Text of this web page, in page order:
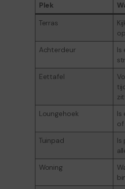
Plek
Terras
Achterdeur
Is
Eettafel
Loungehoek
Is
of
Tuinpad
Is
Woning